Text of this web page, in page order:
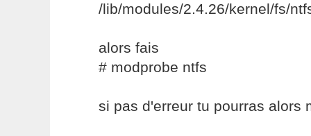
/lib/modules/2.4.26/kernel/fs/
alors fais
# modprobe ntfs
si pas d'erreur tu pourras alors